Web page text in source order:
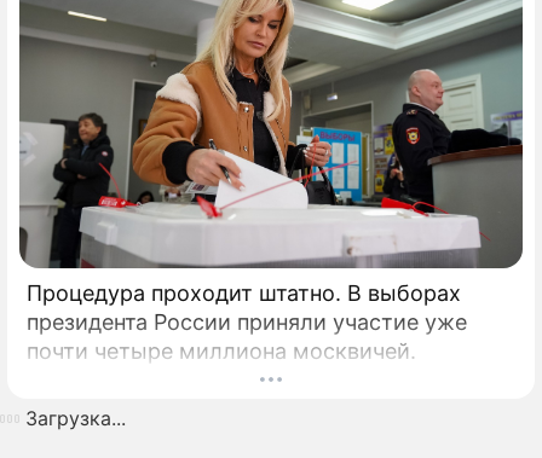
Процедура проходит штатно. В выборах
президента России приняли участие уже
почти четыре миллиона москвичей.
Загрузка...